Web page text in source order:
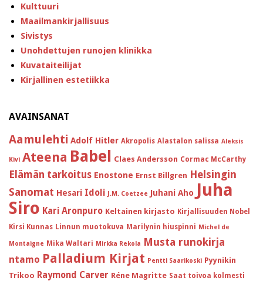
Kulttuuri
Maailmankirjallisuus
Sivistys
Unohdettujen runojen klinikka
Kuvataiteilijat
Kirjallinen estetiikka
AVAINSANAT
Aamulehti Adolf Hitler Akropolis Alastalon salissa Aleksis
Kivi Ateena Babel Claes Andersson Cormac McCarthy
Elämän tarkoitus Enostone Ernst Billgren Helsingin
Sanomat Hesari Idoli J.M. Coetzee Juhani Aho Juha
Siro Kari Aronpuro Keltainen kirjasto Kirjallisuuden Nobel
Kirsi Kunnas Linnun muotokuva Marilynin hiuspinni Michel de
Montaigne Mika Waltari Mirkka Rekola Musta runokirja
ntamo Palladium Kirjat Pentti Saarikoski Pyynikin
Trikoo Raymond Carver Réne Magritte Saat toivoa kolmesti